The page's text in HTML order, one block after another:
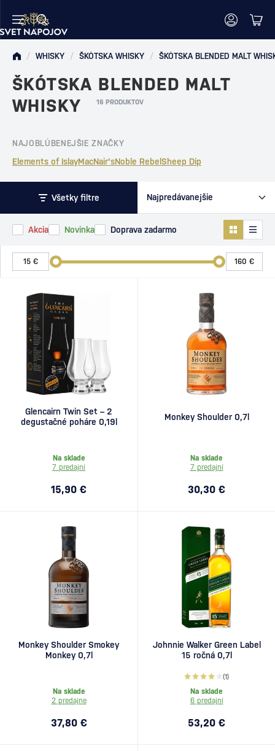
/ WHISKY / ŠKÓTSKA WHISKY / ŠKÓTSKA BLENDED MALT
ŠKÓTSKA BLENDED MALT
WHISKY
16 PRODUKTOV
NAJOBLÚBENEJŠIE ZNAČKY
Elements of IslayMacNair'sNoble Rebel Sheep Dip
Všetky filtre
Akcia Novinka Doprava zadarmo
Glencairn Twin Set – 2
degustačné poháre 0,19l
Na sklade
7 predajní
15,90 €
Monkey Shoulder 0,7l
Na sklade
7 predajní
30,30 €
Monkey Shoulder Smokey
Monkey 0,7l
Na sklade
2 predajne
37,80 €
Johnnie Walker Green Label
15 ročná 0,7l
(1)
Na sklade
6 predajní
53,20 €